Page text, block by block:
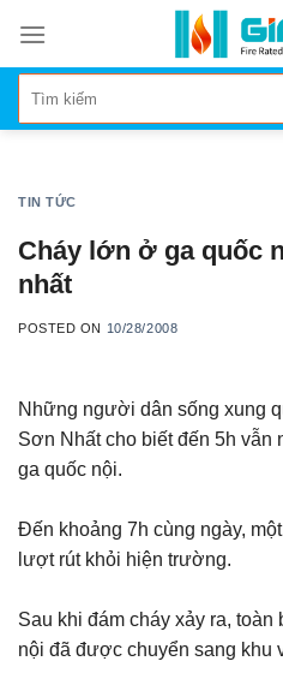
content
TIN TỨC
Cháy lớn ở ga quốc
nhất
POSTED ON 10/28/2008
Những người dân sống xung
Sơn Nhất cho biết đến 5h vẫn
ga quốc nội.
Đến khoảng 7h cùng ngày,
lượt rút khỏi hiện trường.
Sau khi đám cháy xảy ra,
nội đã được chuyển sang khu